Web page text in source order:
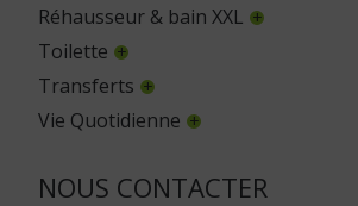
Réhausseur & bain XXL
Toilette
Transferts
Vie Quotidienne
NOUS CONTACTER